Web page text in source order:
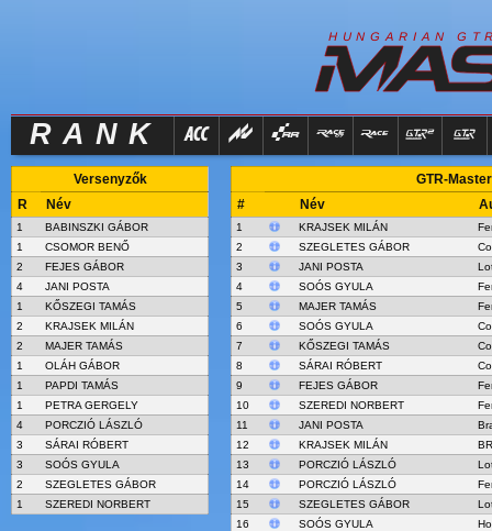
H U N G A R I A N G T
RANK
Versenyzők
R
Név
1
BABINSZKI GÁBOR
1
CSOMOR BENŐ
2
FEJES GÁBOR
4
JANI POSTA
1
KŐSZEGI TAMÁS
2
KRAJSEK MILÁN
2
MAJER TAMÁS
1
OLÁH GÁBOR
1
PAPDI TAMÁS
1
PETRA GERGELY
4
PORCZIÓ LÁSZLÓ
3
SÁRAI RÓBERT
3
SOÓS GYULA
2
SZEGLETES GÁBOR
1
SZEREDI NORBERT
GTR-
#
Név
1 KRAJSEK MILÁN
2
SZEGLETES GÁBOR
3
JANI POSTA
4
SOÓS GYULA
5
MAJER TAMÁS
6
SOÓS GYULA
7
KŐSZEGI TAMÁS
8
SÁRAI RÓBERT
9
FEJES GÁBOR
10
SZEREDI NORBERT
11
JANI POSTA
12
KRAJSEK MILÁN
13
PORCZIÓ LÁSZLÓ
14
PORCZIÓ LÁSZLÓ
15
SZEGLETES GÁBOR
16
SOÓS GYULA